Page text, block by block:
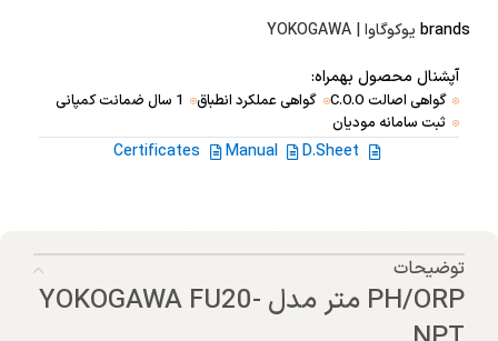
brands یوکوگاوا | YOKOGAWA
آپشنال محصول بهمراه:
گواهی اصالت C.O.O گواهی عملکرد انطباق
1 سال ضمانت کمپانی
ثبت سامانه مودیان
D.Sheet
Manual
Certificates
توضیحات
PH/ORP متر مدل YOKOGAWA FU20-